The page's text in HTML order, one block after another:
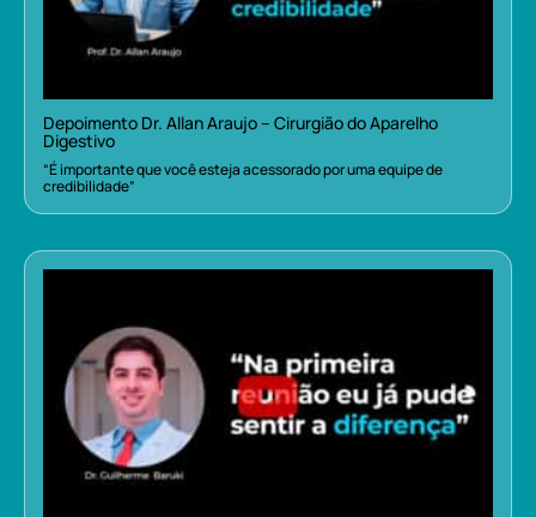
Depoimento Dr. Allan Araujo – Cirurgião do Aparelho
Digestivo
“É importante que você esteja acessorado por uma equipe de
credibilidade”